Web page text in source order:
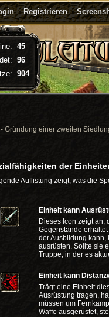
Registrieren
Gründung einer zweiten
der
Auflistung zeigt, was die
Einheit kann
Dieses Icon zeigt an,
Gegenstände
der Ausbildung kann,
ausrüsten. Sollte sie
Truppe, in der es
Einheit kann
Trägt eine Einheit
Ausrüstung tragen,
müssen um
Waffe ausgerüstet,
45
96
904